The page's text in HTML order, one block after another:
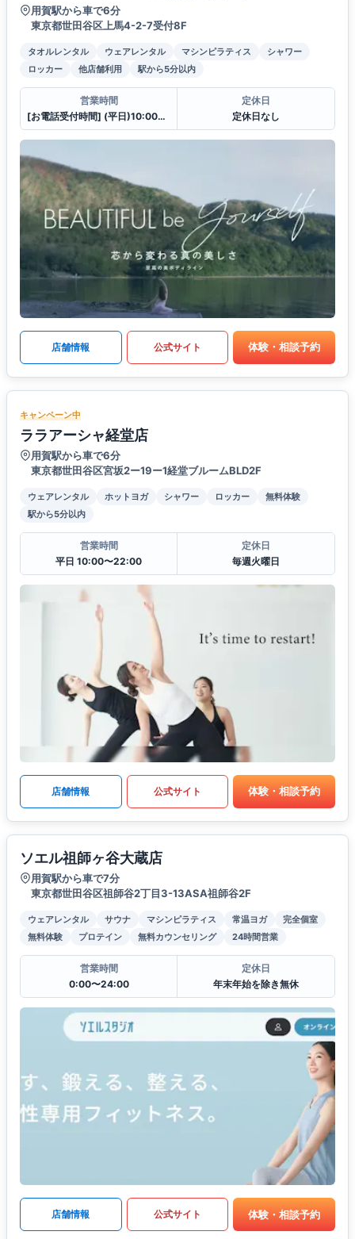
用賀駅から車で6分
東京都世田谷区上馬4-2-7受付8F
タオルレンタル ウェアレンタル マシンピラティス
シャワー
ロッカー
他店舗利用 駅から5分以内
営業時間
[お電話受付時間] (平日)10:00〜23:00 (土・日)10:00〜21:00
定休日
定休日なし
店舗情報 公式サイト 体験・相談予約
キャンペーン中
ララアーシャ経堂店
用賀駅から車で6分
東京都世田谷区宮坂2ー19ー1経堂ブルームBLD2F
ウェアレンタル ホットヨガ シャワー ロッカー
無料体験
駅から5分以内
営業時間
平日 10:00〜22:00
定休日
毎週火曜日
店舗情報 公式サイト 体験・相談予約
ソエル祖師ヶ谷大蔵店
用賀駅から車で7分
東京都世田谷区祖師谷2丁目3-13ASA祖師谷2F
ウェアレンタル サウナ マシンピラティス 常温ヨガ
完全個室
無料体験
プロテイン 無料カウンセリング 24時間営業
営業時間
0:00〜24:00
定休日
年末年始を除き無休
店舗情報 公式サイト 体験・相談予約